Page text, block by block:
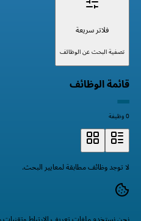
فلاتر سريعة
تصفية البحث عن الوظائف
قائمة الوظائف
0 وظيفة
لا توجد وظائف مطابقة لمعايير البحث.